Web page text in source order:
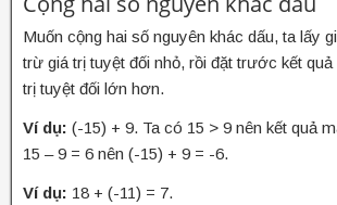
Muốn cộng hai số nguyên khác dấu, ta lấy
trừ giá trị tuyệt đối nhỏ, rồi đặt trước kết
trị tuyệt đối lớn hơn.
Ví dụ: (-15) + 9. Ta có 15 > 9 nên kết quả
15 – 9 = 6 nên (-15) + 9 = -6.
Ví dụ: 18 + (-11) = 7.